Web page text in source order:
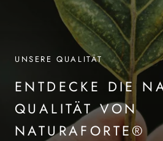
UNSERE QUALITÄT
ENTDECKE DIE
QUALITÄT VON
NATURAFORTE®